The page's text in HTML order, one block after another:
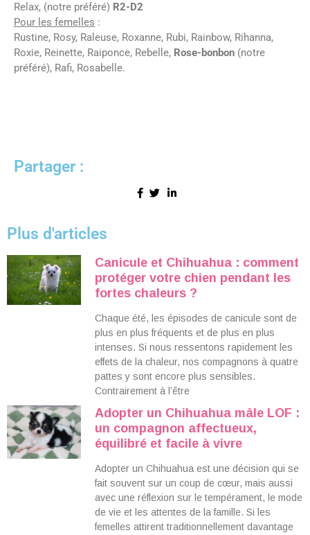
Relax, (notre préféré) R2-D2
Pour les femelles :
Rustine, Rosy, Raleuse, Roxanne, Rubi, Rainbow, Rihanna,
Roxie, Reinette, Raiponce, Rebelle, Rose-bonbon (notre
préféré), Rafi, Rosabelle.
Partager :
Plus d'articles
Canicule et Chihuahua : comment
protéger votre chien pendant les
fortes chaleurs ?
Chaque été, les épisodes de canicule sont de
plus en plus fréquents et de plus en plus
intenses. Si nous ressentons rapidement les
effets de la chaleur, nos compagnons à quatre
pattes y sont encore plus sensibles.
Contrairement à l’être
Adopter un Chihuahua mâle LOF :
un compagnon affectueux,
équilibré et facile à vivre
Adopter un Chihuahua est une décision qui se
fait souvent sur un coup de cœur, mais aussi
avec une réflexion sur le tempérament, le mode
de vie et les attentes de la famille. Si les
femelles attirent traditionnellement davantage